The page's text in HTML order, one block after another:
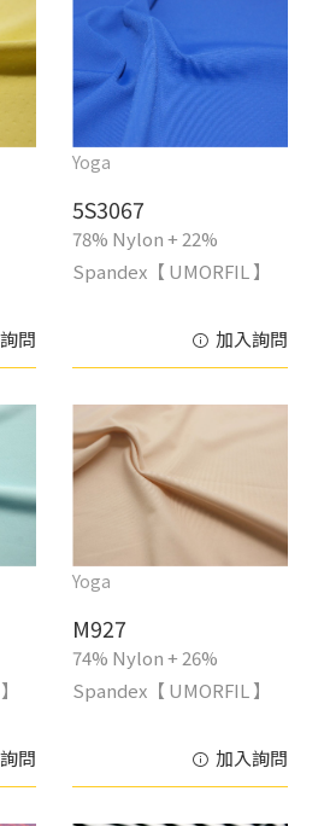
問
Yoga
5S3067
78% Nylon + 22%
Spandex【 UMORFIL 】
加入詢問
問
Yoga
M927
74% Nylon + 26%
Spandex【 UMORFIL 】
加入詢問